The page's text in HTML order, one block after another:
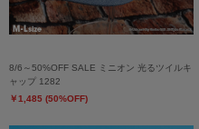
8/6～50%OFF SALE ミニオン 光るツイルキ
ャップ 1282
￥1,485 (50%OFF)